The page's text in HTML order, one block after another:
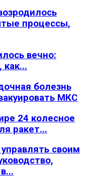
процессы,
вечно:
болезнь
МКС
24 колесное
ракет...
своим